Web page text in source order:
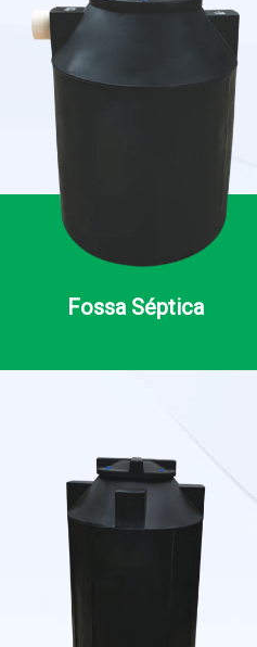
Fossa Séptica